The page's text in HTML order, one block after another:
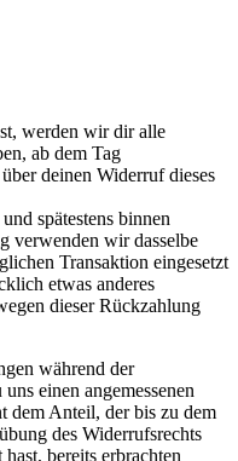
werden wir dir alle
ab dem Tag
deinen Widerruf dieses
spätestens binnen
verwenden wir dasselbe
Transaktion eingesetzt
etwas anderes
dieser Rückzahlung
während der
einen angemessenen
dem Anteil, der bis zu dem
des Widerrufsrechts
bereits erbrachten